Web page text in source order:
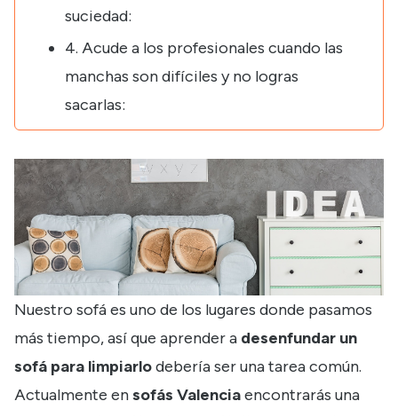
suciedad:
4. Acude a los profesionales cuando las
manchas son difíciles y no logras
sacarlas:
Nuestro sofá es uno de los lugares donde pasamos
más tiempo, así que aprender a desenfundar un
sofá para limpiarlodebería ser una tarea común.
Actualmente ensofás Valenciaencontrarás una